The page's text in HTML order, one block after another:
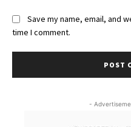
Save my name, email, and
time I comment.
-